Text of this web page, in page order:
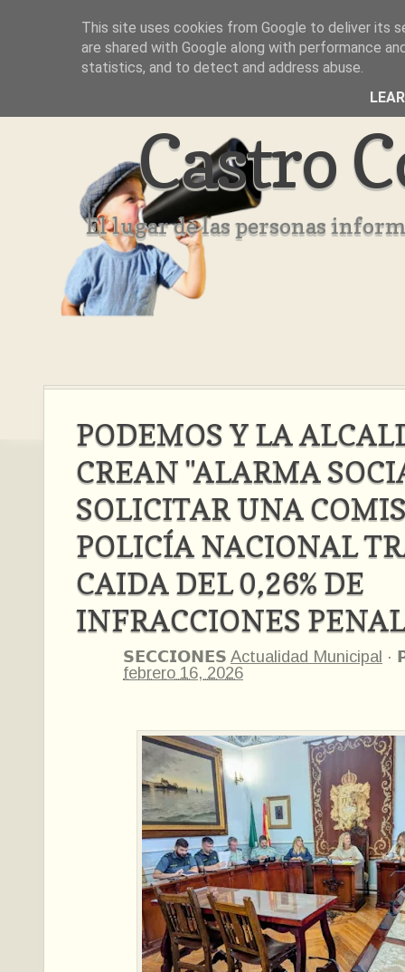
Inicio Aviso Legal Quienes Somos ??
Castro
El lugar de las personas
PODEMOS Y LA
CREAN "ALARMA
SOLICITAR UNA
POLICÍA NACIONAL
CAIDA DEL 0,26% DE
INFRACCIONES
𝗦𝗘𝗖𝗖𝗜𝗢𝗡𝗘𝗦 Actualidad Municipal ·
febrero 16, 2026
This site uses cookies from Google to deliver its
are shared with Google along with performance
statistics, and to detect and address abuse.